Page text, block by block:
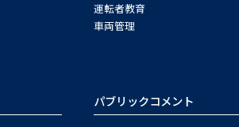
運転者教育
車両管理
パブリックコメント